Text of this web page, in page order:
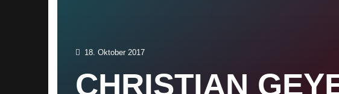
18. Oktober 2017
CHRISTIAN